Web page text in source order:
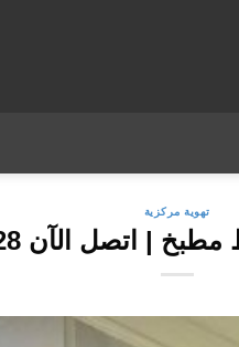
تهوية مركزية
| اتصل الآن 55009328